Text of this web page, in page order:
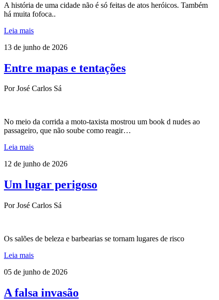
A história de uma cidade não é só feitas de atos heróicos. Também
há muita fofoca..
Leia mais
13 de junho de 2026
Entre mapas e tentações
Por José Carlos Sá
No meio da corrida a moto-taxista mostrou um book d nudes ao
passageiro, que não soube como reagir…
Leia mais
12 de junho de 2026
Um lugar perigoso
Por José Carlos Sá
Os salões de beleza e barbearias se tornam lugares de risco
Leia mais
05 de junho de 2026
A falsa invasão